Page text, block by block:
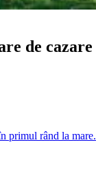
de cazare
primul rând la mare.